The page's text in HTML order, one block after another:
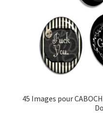
Mon compte
Wishlist
Panier
45 Images pour